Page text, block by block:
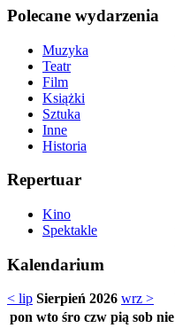
Polecane wydarzenia
Muzyka
Teatr
Film
Książki
Sztuka
Inne
Historia
Repertuar
Kino
Spektakle
Kalendarium
< lip Sierpień 2026 wrz >
pon wto śro czw pią sob nie